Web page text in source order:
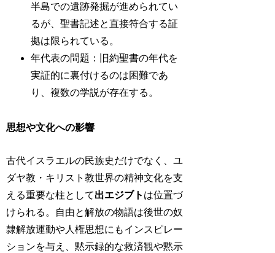
半島での遺跡発掘が進められてい
るが、聖書記述と直接符合する証
拠は限られている。
年代表の問題：旧約聖書の年代を
実証的に裏付けるのは困難であ
り、複数の学説が存在する。
思想や文化への影響
古代イスラエルの民族史だけでなく、ユ
ダヤ教・キリスト教世界の精神文化を支
える重要な柱として出エジブト は位置づ
けられる。自由と解放の物語は後世の奴
隷解放運動や人権思想にもインスピレー
ションを与え、黙示録的な救済観や黙示